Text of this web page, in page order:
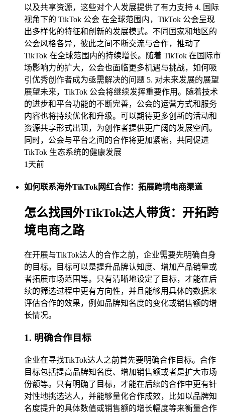
以及共享资源，这些对个人发展提供了有力支持 4. 国际
视角下的 TikTok 公会 在全球范围内，TikTok 公会呈现
出多样化的特征和创新的发展模式。不同国家和地区的
公会风格各异，彼此之间不断交流与合作，推动了
TikTok 在全球范围内的持续增长。随着 TikTok 在国际市
场影响力的扩大，公会也面临更多机遇与挑战，如何吸
引优秀创作者成为亟需解决的问题 5. 对未来发展的展望
展望未来，TikTok 公会将继续发挥重要作用。随着技术
的进步和平台功能的不断完善，公会的运营方式和服务
内容也将持续优化和升级。可以期待更多创新的活动和
资源共享形式出现，为创作者提供更广阔的发展空间。
同时，公会与平台之间的合作将更加紧密，共同促进
TikTok 生态系统的健康发展
1天前
如何联系海外TikTok网红合作：拓展跨境电商渠道
怎么找国外TikTok达人带货：开拓跨
境电商之路
在开展与TikTok达人的合作之前，企业需要先明确自身
的目标。目标可以是提升品牌认知度、增加产品销量或
者拓展市场范围等。只有清晰地设定了目标，才能在后
续的筛选过程中更有方向性，并且能够用具体的数据来
评估合作的效果，例如品牌知名度的变化或销售额的增
长情况。
1. 明确合作目标
企业在寻找TikTok达人之前首先要明确合作目标。合作
目标包括提高品牌知名度、增加销售额或者是扩大市场
份额等。只有明确了目标，才能在后续的合作中更有针
对性地挑选达人，并能够量化合作成效，比如以品牌知
名度提升的具体数值或销售额的增长幅度等来衡量合作